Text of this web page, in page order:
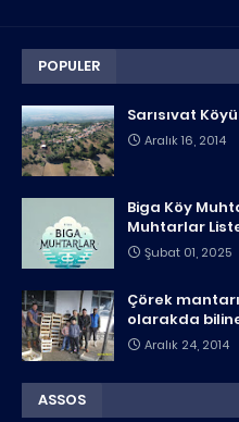
POPULER
Sarısıvat
Aralık 16, 2014
Biga Köy
Muhtarlar
Şubat 01, 2025
Çörek
olarakda
Aralık 24, 2014
ASSOS